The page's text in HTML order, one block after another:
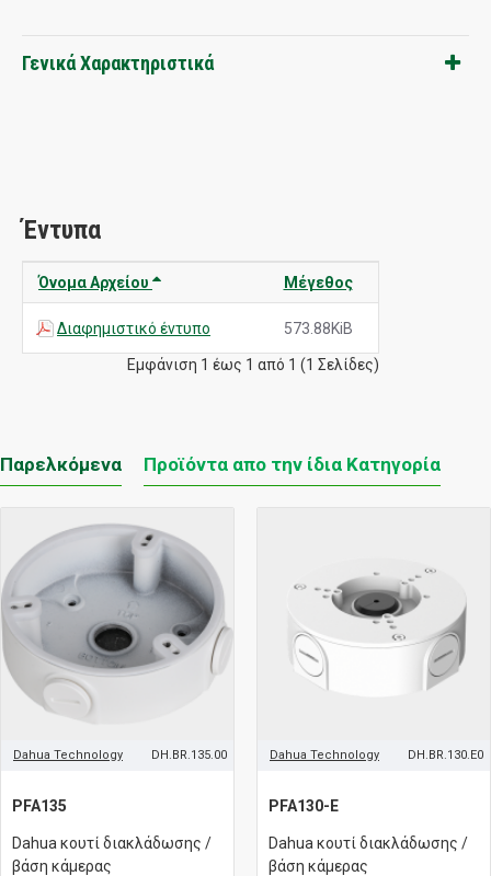
Γενικά Χαρακτηριστικά
Έντυπα
Όνομα Αρχείου Μέγεθος
Διαφημιστικό έντυπο 573.88KiB
Εμφάνιση 1 έως 1 από 1 (1 Σελίδες)
Παρελκόμενα Προϊόντα απο την ίδια Κατηγορία
Dahua Technology DH.BR.135.00
PFA135
Dahua κουτί διακλάδωσης /
βάση κάμερας
Dahua Technology DH.BR.130.E0
PFA130-E
Dahua κουτί διακλάδωσης /
βάση κάμερας